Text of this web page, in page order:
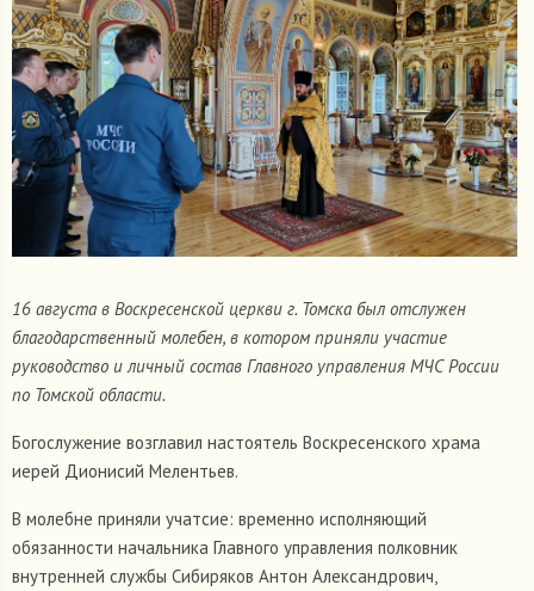
16 августа в Воскресенской церкви г. Томска был отслужен
благодарственный молебен, в котором приняли участие
руководство и личный состав Главного управления МЧС России
по Томской области.
Богослужение возглавил настоятель Воскресенского храма
иерей Дионисий Мелентьев.
В молебне приняли учатсие: временно исполняющий
обязанности начальника Главного управления полковник
внутренней службы Сибиряков Антон Александрович,